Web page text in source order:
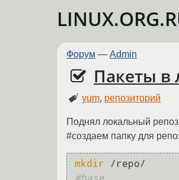
Форум — Admin
Пакеты в
yum, репозиторий
Поднял локальный
#создаем папку для
mkdir